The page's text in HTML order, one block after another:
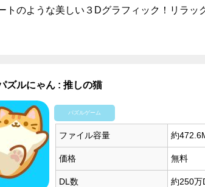
トのような美しい３Dグラフィック！リラッ
ズルにゃん : 推しの猫
パズルゲーム
ファイル容量 約
価格 無料
DL数 約250万